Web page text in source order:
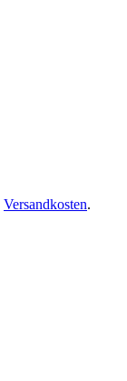
Versandkosten.